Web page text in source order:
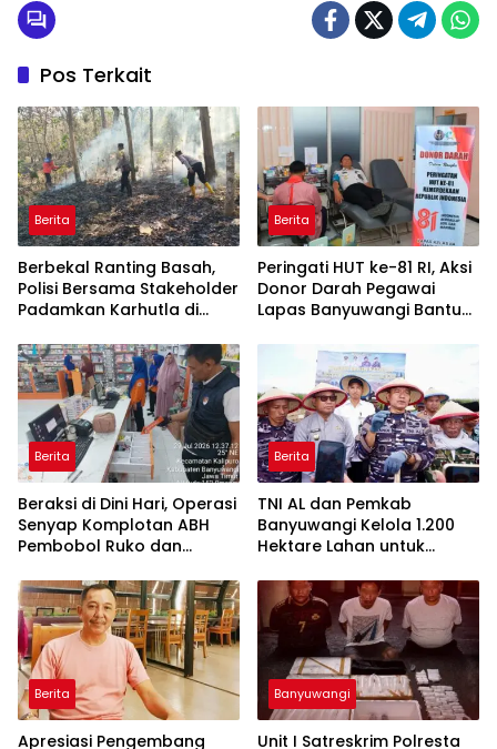
Pos Terkait
Berita
Berbekal Ranting Basah,
Polisi Bersama Stakeholder
Padamkan Karhutla di
Trenggalek
Berita
Peringati HUT ke-81 RI, Aksi
Donor Darah Pegawai
Lapas Banyuwangi Bantu
Berita
Beraksi di Dini Hari, Operasi
Senyap Komplotan ABH
Pembobol Ruko dan
Macan Blambangan
Berita
TNI AL dan Pemkab
Banyuwangi Kelola 1.200
Hektare Lahan untuk
Nasional
Berita
Apresiasi Pengembang
Banyuwangi
Unit I Satreskrim Polresta